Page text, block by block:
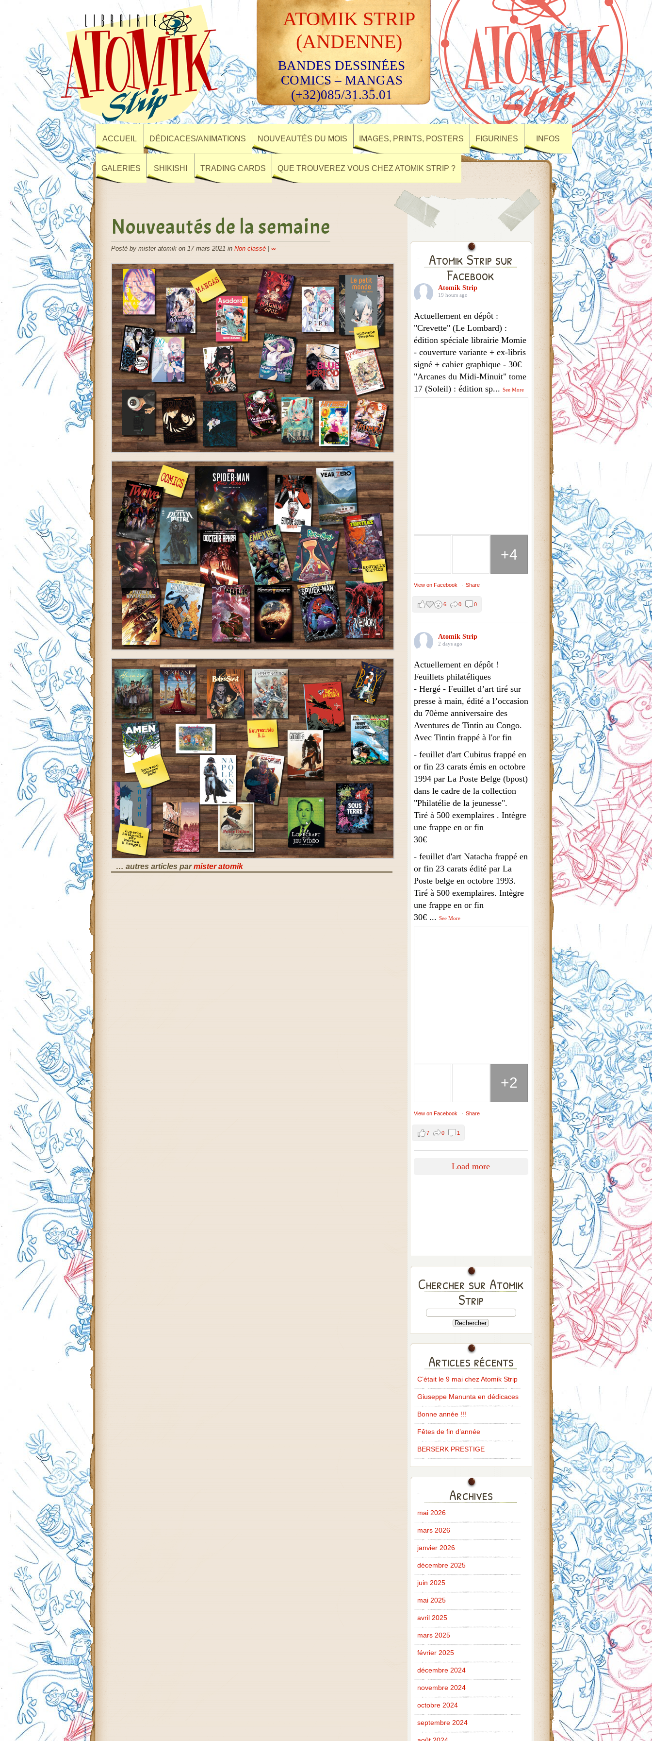
ATOMIK STRIP
(ANDENNE)
BANDES DESSINÉES
COMICS – MANGAS
(+32)085/31.35.01
ACCUEIL DÉDICACES/ANIMATIONS NOUVEAUTÉS DU MOIS IMAGES, PRINTS, POSTERS FIGURINES INFOS
GALERIES SHIKISHI TRADING CARDS QUE TROUVEREZ VOUS CHEZ ATOMIK STRIP ?
Nouveautés de la semaine
Posté by mister atomik on 17 mars 2021 in Non classé| ∞
… autres articles parmister atomik
Atomik Strip sur
Facebook
Atomik Strip
19 hours ago
Actuellement en dépôt :
"Crevette" (Le Lombard) :
édition spéciale librairie Momie
- couverture variante + ex-libris
signé + cahier graphique - 30€
"Arcanes du Midi-Minuit" tome
17 (Soleil) : édition sp... See More
+4
View on Facebook · Share
6 0 0
Atomik Strip
2 days ago
Actuellement en dépôt !
Feuillets philatéliques
- Hergé - Feuillet d’art tiré sur
presse à main, édité a l’occasion
du 70ème anniversaire des
Aventures de Tintin au Congo.
Avec Tintin frappé à l'or fin
- feuillet d'art Cubitus frappé en
or fin 23 carats émis en octobre
1994 par La Poste Belge (bpost)
dans le cadre de la collection
"Philatélie de la jeunesse".
Tiré à 500 exemplaires . Intègre
une frappe en or fin
30€
- feuillet d'art Natacha frappé en
or fin 23 carats édité par La
Poste belge en octobre 1993.
Tiré à 500 exemplaires. Intègre
une frappe en or fin
30€ ... See More
+2
View on Facebook · Share
7 0 1
Load more
Chercher sur Atomik
Strip
Articles récents
C’était le 9 mai chez Atomik Strip
Giuseppe Manunta en dédicaces
Bonne année !!!
Fêtes de fin d’année
BERSERK PRESTIGE
Archives
mai 2026
mars 2026
janvier 2026
décembre 2025
juin 2025
mai 2025
avril 2025
mars 2025
février 2025
décembre 2024
novembre 2024
octobre 2024
septembre 2024